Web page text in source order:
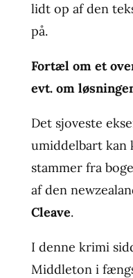
lidt op af den
på.
Fortæl om et
evt. om
Det sjoveste
umiddelbart kan
stammer fra
af den
Cleave.
I denne krimi
Middleton i